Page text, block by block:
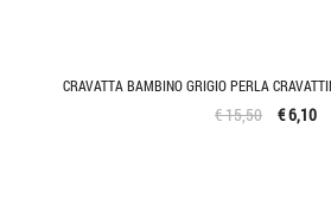
CRAVATTA BAMBINO GRIGIO PERLA
€ 15,50 € 6,10